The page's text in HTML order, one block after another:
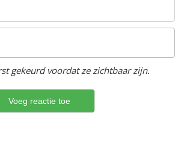
gekeurd voordat ze zichtbaar zijn.